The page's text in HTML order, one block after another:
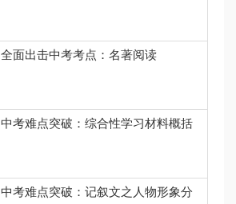
全面出击中考考点：名著阅读
中考难点突破：综合性学习材料概括
中考难点突破：记叙文之人物形象分